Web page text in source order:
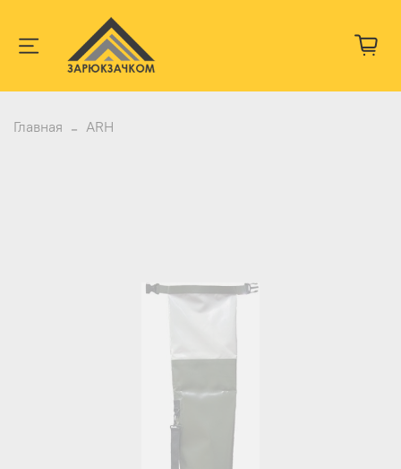
Главная ARH